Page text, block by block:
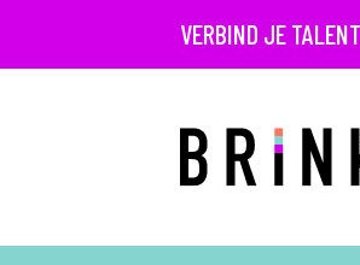
VERBIND JE